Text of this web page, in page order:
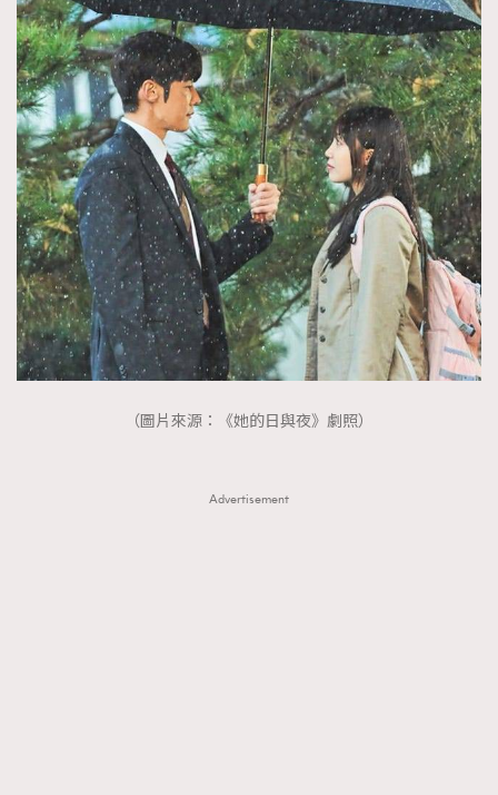
（圖片來源：《她的日與夜》劇照）
Advertisement